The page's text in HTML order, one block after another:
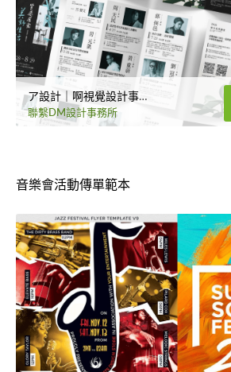
ア設計｜啊視覺設計事務所
聯繫DM設計事務所
音樂會活動傳單範本